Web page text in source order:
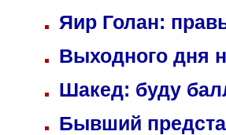
Яир Голан:
Выходного дня
Шакед: буду
Бывший